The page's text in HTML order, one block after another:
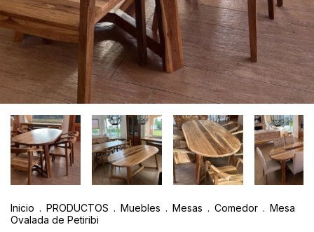
Inicio . PRODUCTOS . Muebles . Mesas . Comedor . Mesa
Ovalada de Petiribi